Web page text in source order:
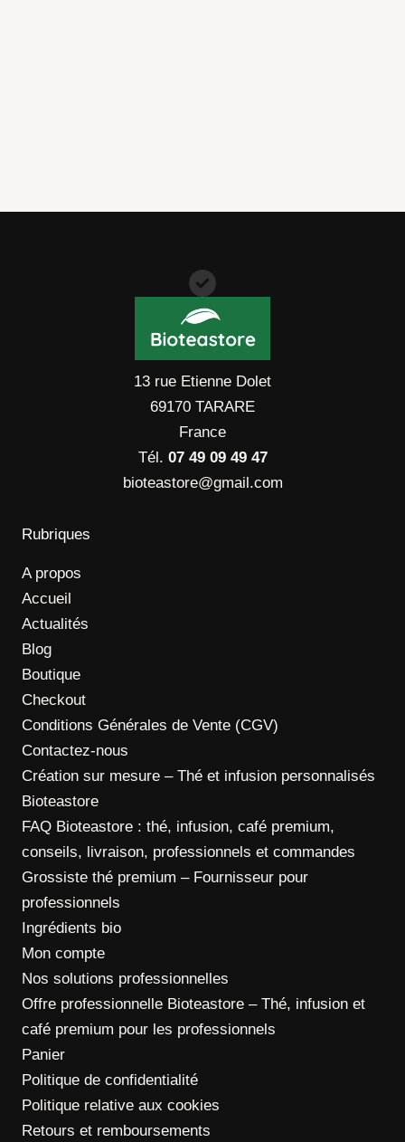
13 rue Etienne Dolet
69170 TARARE
France
Tél. 07 49 09 49 47
bioteastore@gmail.com
Rubriques
A propos
Accueil
Actualités
Blog
Boutique
Checkout
Conditions Générales de Vente (CGV)
Contactez-nous
Création sur mesure – Thé et infusion personnalisés
Bioteastore
FAQ Bioteastore : thé, infusion, café premium,
conseils, livraison, professionnels et commandes
Grossiste thé premium – Fournisseur pour
professionnels
Ingrédients bio
Mon compte
Nos solutions professionnelles
Offre professionnelle Bioteastore – Thé, infusion et
café premium pour les professionnels
Panier
Politique de confidentialité
Politique relative aux cookies
Retours et remboursements